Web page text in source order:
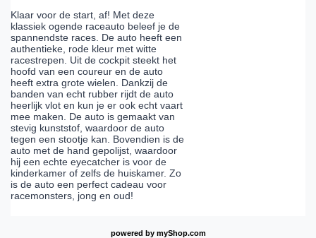
Klaar voor de start, af! Met deze
klassiek ogende raceauto beleef je de
spannendste races. De auto heeft een
authentieke, rode kleur met witte
racestrepen. Uit de cockpit steekt het
hoofd van een coureur en de auto
heeft extra grote wielen. Dankzij de
banden van echt rubber rijdt de auto
heerlijk vlot en kun je er ook echt vaart
mee maken. De auto is gemaakt van
stevig kunststof, waardoor de auto
tegen een stootje kan. Bovendien is de
auto met de hand gepolijst, waardoor
hij een echte eyecatcher is voor de
kinderkamer of zelfs de huiskamer. Zo
is de auto een perfect cadeau voor
racemonsters, jong en oud!
powered by myShop.com